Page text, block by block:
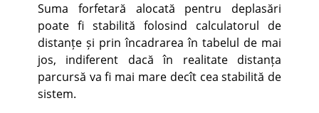
Suma forfetară alocată pentru deplasări
poate fi stabilită folosind calculatorul de
distanțe și prin încadrarea în tabelul de mai
jos, indiferent dacă în realitate distanța
parcursă va fi mai mare decît cea stabilită de
sistem.